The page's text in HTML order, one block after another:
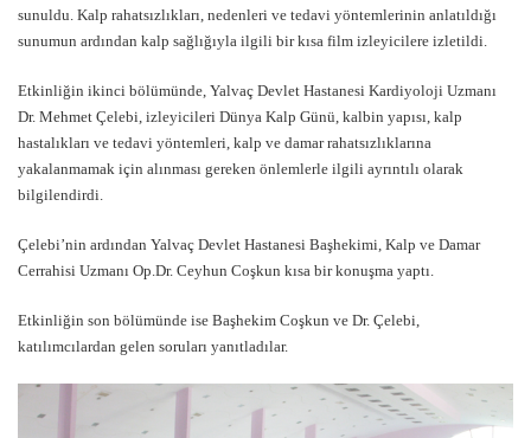
sunuldu. Kalp rahatsızlıkları, nedenleri ve tedavi yöntemlerinin anlatıldığı
sunumun ardından kalp sağlığıyla ilgili bir kısa film izleyicilere izletildi.
Etkinliğin ikinci bölümünde, Yalvaç Devlet Hastanesi Kardiyoloji Uzmanı
Dr. Mehmet Çelebi, izleyicileri Dünya Kalp Günü, kalbin yapısı, kalp
hastalıkları ve tedavi yöntemleri, kalp ve damar rahatsızlıklarına
yakalanmamak için alınması gereken önlemlerle ilgili ayrıntılı olarak
bilgilendirdi.
Çelebi’nin ardından Yalvaç Devlet Hastanesi Başhekimi, Kalp ve Damar
Cerrahisi Uzmanı Op.Dr. Ceyhun Coşkun kısa bir konuşma yaptı.
Etkinliğin son bölümünde ise Başhekim Coşkun ve Dr. Çelebi,
katılımcılardan gelen soruları yanıtladılar.